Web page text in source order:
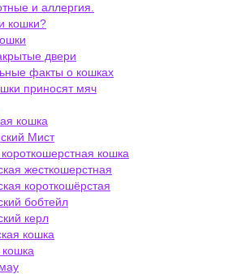
и аллергия.
кошки?
двери
факты о кошках
приносят мяч
кошка
Мист
кошка
жесткошерстная
короткошёрстая
бобтейл
керл
кошка
кошка